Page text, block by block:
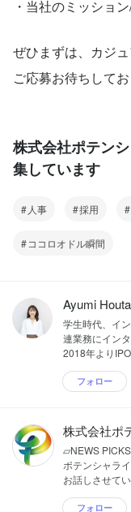
・当社のミッショ
ぜひまずは、カジ
ご応募お待ちしてお
株式会社ポテン
集しています
人事 採用
ココロオドル瞬間
Ayumi Houta
学生時代、イ
連業務にイン
2018年より
フォロー
株式会社ポ
▱NEWS
ポテンシャラ
お話しさせて
フォロー